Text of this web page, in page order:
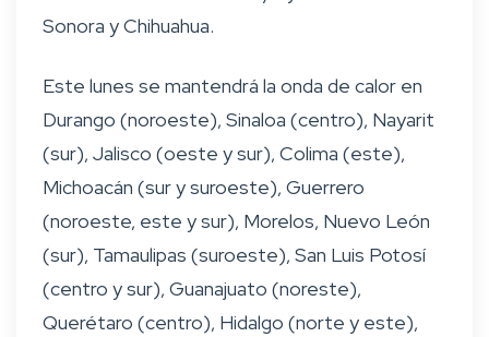
Sonora y Chihuahua.
Este lunes se mantendrá la onda de calor en
Durango (noroeste), Sinaloa (centro), Nayarit
(sur), Jalisco (oeste y sur), Colima (este),
Michoacán (sur y suroeste), Guerrero
(noroeste, este y sur), Morelos, Nuevo León
(sur), Tamaulipas (suroeste), San Luis Potosí
(centro y sur), Guanajuato (noreste),
Querétaro (centro), Hidalgo (norte y este),